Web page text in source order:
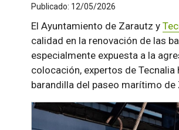
Publicado: 12/05/2026
El Ayuntamiento de Zarautz y
calidad en la renovación de las
especialmente expuesta a la
colocación, expertos de
barandilla del paseo marítimo de